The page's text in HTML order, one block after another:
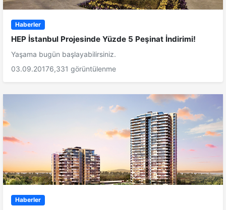
Haberler
HEP İstanbul Projesinde Yüzde 5 Peşinat İndirimi!
Yaşama bugün başlayabilirsiniz.
03.09.20176,331 görüntülenme
Haberler